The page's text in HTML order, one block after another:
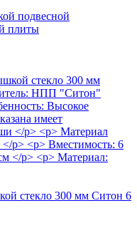
подвесной
плиты
стекло 300 мм Ситон 6